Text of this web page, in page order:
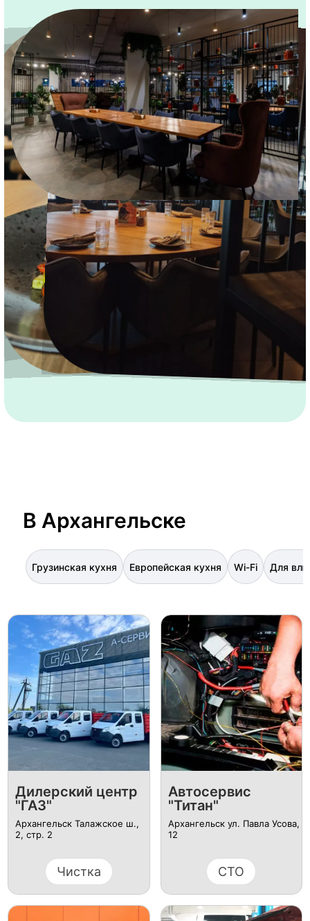
В Архангельске
Грузинская кухня Европейская кухня Wi-Fi Для
Дилерский центр
"ГАЗ"
Архангельск Талажское ш.,
2, стр. 2
Чистка
Автосервис
"Титан"
Архангельск ул. Павла Усова,
12
СТО